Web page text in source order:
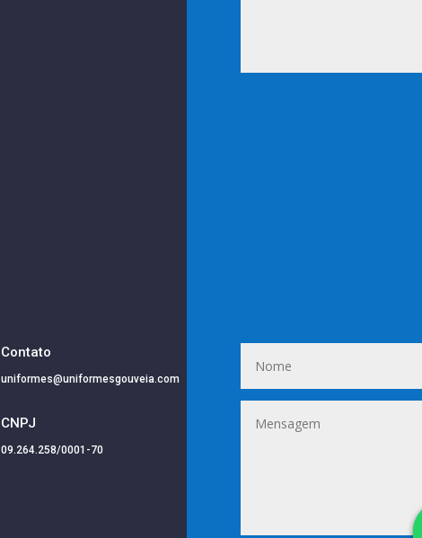
Contato
uniformes@uniformesgouveia.com
CNPJ
09.264.258/0001-70